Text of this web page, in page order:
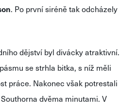
. Po první siréně tak odcházely
dějství byl divácky atraktivní.
se strhla bitka, s níž měli
práce. Nakonec však potrestali
dvěma minutami. V